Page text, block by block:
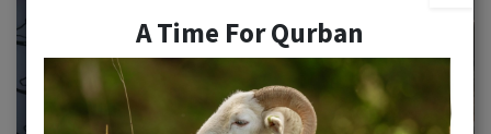
A Time For Qurban